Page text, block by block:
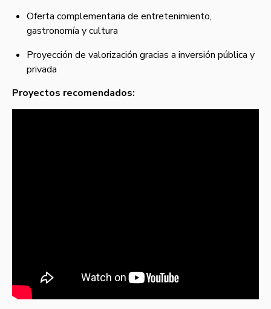
Oferta complementaria de entretenimiento,
gastronomía y cultura
Proyección de valorización gracias a inversión pública y
privada
Proyectos recomendados: